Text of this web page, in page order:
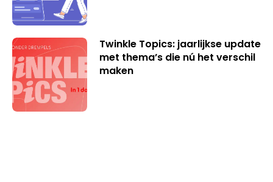
Twinkle Topics: jaarlijkse update
met thema’s die nú het verschil
maken